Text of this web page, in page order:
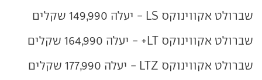
שברולט אקווינוקס LS - יעלה 149,990 שקלים
שברולט אקווינוקס LT+ - יעלה 164,990 שקלים
שברולט אקווינוקס LTZ - יעלה 177,990 שקלים